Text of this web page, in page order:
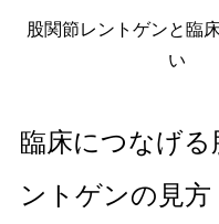
股関節レントゲンと臨
い
臨床につなげる
ントゲンの見方